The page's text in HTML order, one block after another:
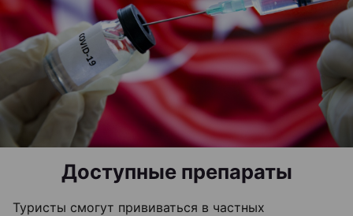
Доступные препараты
Туристы смогут прививаться в частных